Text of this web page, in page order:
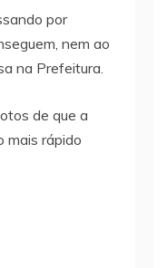
por
nem ao
na Prefeitura.
de que a
mais rápido